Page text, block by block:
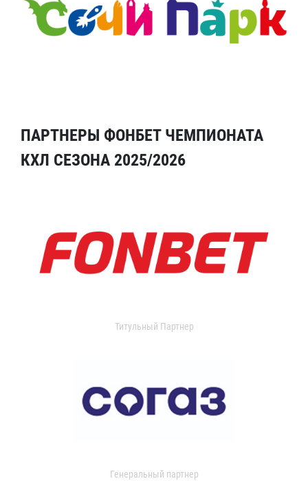
ПАРТНЕРЫ ФОНБЕТ ЧЕМПИОНАТА
КХЛ СЕЗОНА 2025/2026
Титульный Партнер
Генеральный партнер